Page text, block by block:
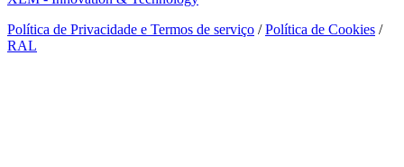
Política de Privacidade e Termos de serviço /Política de Cookies /
RAL